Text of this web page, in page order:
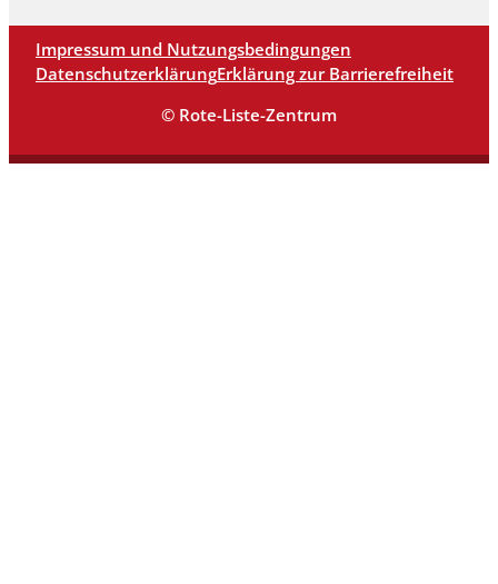
Impressum und Nutzungsbedingungen
DatenschutzerklärungErklärung zur Barrierefreiheit
© Rote-Liste-Zentrum